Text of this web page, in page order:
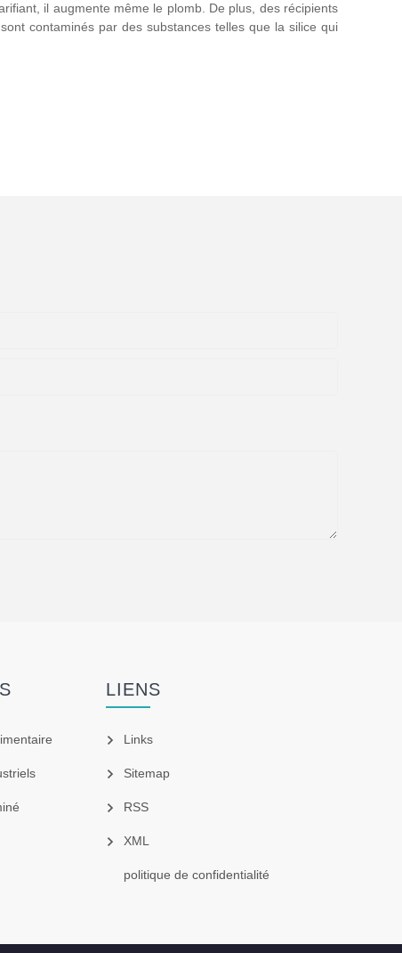
il augmente même le plomb. De plus, des récipients
contaminés par des substances telles que la silice qui
LIENS
Links
Sitemap
RSS
XML
politique de confidentialité